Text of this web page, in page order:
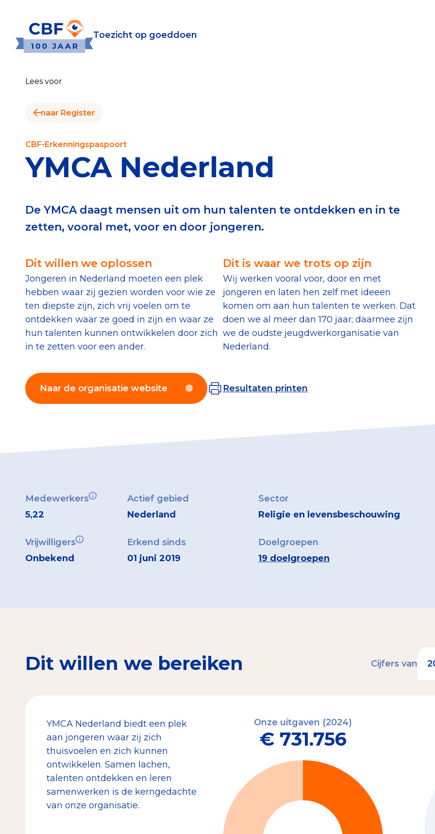
Toezicht op goeddoen
Toezicht op goeddoen
Publiek
Check het CBF-keurmerk van een goed doel
Download de Geef Gerust Checklist
Data & Onderzoek
Betrouwbare data over goede doelen
CBF-publicaties
State of the Sector
Lees voor
naar Register
CBF-Erkenningspaspoort
YMCA Nederland
De YMCA daagt mensen uit om hun talenten te ontdekken en in te
zetten, vooral met, voor en door jongeren.
Dit willen we oplossen
Jongeren in Nederland moeten een plek
hebben waar zij gezien worden voor wie ze
ten diepste zijn, zich vrij voelen om te
ontdekken waar ze goed in zijn en waar ze
hun talenten kunnen ontwikkelen door zich
in te zetten voor een ander.
Dit is waar we trots op zijn
Wij werken vooral voor, door en met
jongeren en laten hen zelf met ideeën
komen om aan hun talenten te werken. Dat
doen we al meer dan 170 jaar; daarmee zijn
we de oudste jeugdwerkorganisatie van
Nederland.
Naar de organisatie website Resultaten printen
Medewerkers
5,22
Actief gebied
Nederland
Vrijwilligers
Onbekend
Erkend sinds
01 juni 2019
Sector
Religie en levensbeschouwing
Doelgroepen
19 doelgroepen
Dit willen we bereiken Cijfers van
Onze uitgaven (2024)
€ 731.756
YMCA Nederland biedt een plek
aan jongeren waar zij zich
thuisvoelen en zich kunnen
ontwikkelen. Samen lachen,
talenten ontdekken en leren
samenwerken is de kerngedachte
van onze organisatie.